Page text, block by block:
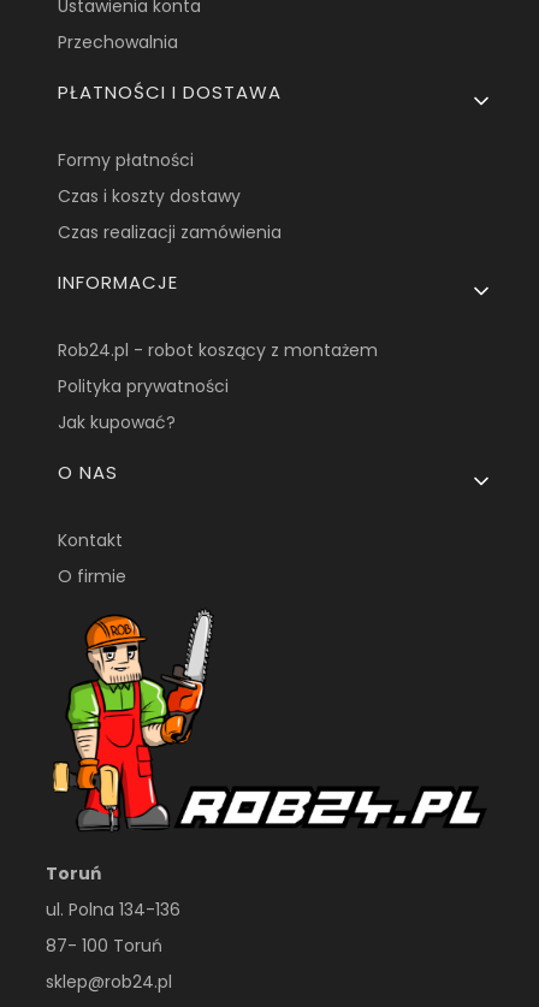
Ustawienia konta
Przechowalnia
PŁATNOŚCI I DOSTAWA
Formy płatności
Czas i koszty dostawy
Czas realizacji zamówienia
INFORMACJE
Rob24.pl - robot koszący z montażem
Polityka prywatności
Jak kupować?
O NAS
Kontakt
O firmie
Toruń
ul. Polna 134-136
87- 100 Toruń
sklep@rob24.pl